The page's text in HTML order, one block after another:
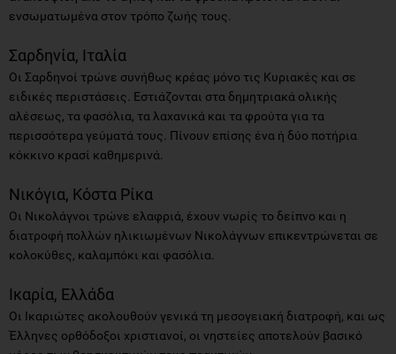
ενσωματωμένα στον τρόπο ζωής τους.
Σαρδηνία, Ιταλία
Οι Σαρδηνοί τρώνε συνήθως κρέας μόνο τις Κυριακές και σε
ειδικές περιστάσεις. Εστιάζονται στα δημητριακά ολικής
αλέσεως, τα φασόλια, τα λαχανικά και τα φρούτα για τα
περισσότερα γεύματά τους. Πίνουν επίσης ένα ή δύο ποτήρια
κόκκινο κρασί καθημερινά.
Νικόγια, Κόστα Ρίκα
Οι Νικολάγνοι τρώνε ελαφριά, έχουν νωρίς το δείπνο και η
διατροφή πολλών ηλικιωμένων Νικολάγνων επικεντρώνεται σε
κολοκύθες, καλαμπόκι και φασόλια.
Ικαρία, Ελλάδα
Οι Ικαριώτες ακολουθούν γενικά τη μεσογειακή διατροφή, και ως
Έλληνες ορθόδοξοι χριστιανοί, οι νηστείες αποτελούν βασικό